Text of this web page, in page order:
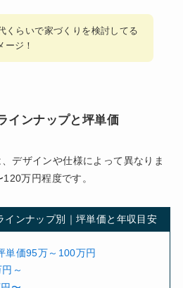
くらいで家づくりを検討してる
ージ！
インナップと坪単価
デザインや仕様によって異なりま
万円程度です。
インナップ別｜坪単価と年収目安
単価95万～100万円
～